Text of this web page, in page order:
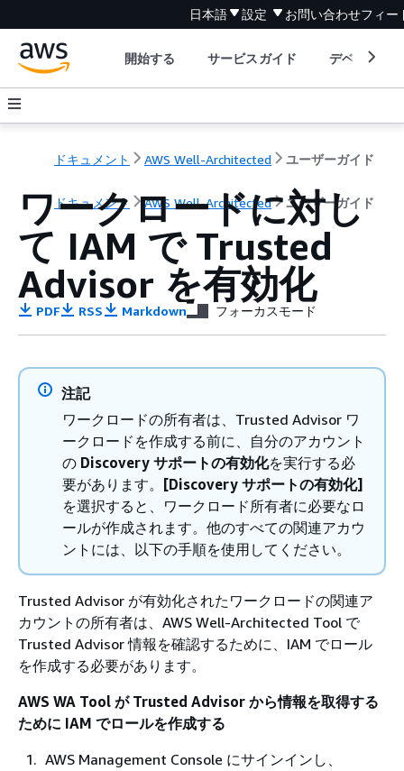
日本語 設定 お問い合わせフィー
開始する サービスガイド デベロッパ
ドキュメント AWS Well-Architected ユーザーガイド
ドキュメント AWS Well-Architected ユーザーガイド
ワークロードに対し
て IAM で Trusted
Advisor を有効化
PDF RSS Markdown フォーカスモード
注記
ワークロードの所有者は、Trusted Advisor ワ
ークロードを作成する前に、自分のアカウント
の Discovery サポートの有効化を実行する必
要があります。
[Discovery サポートの有効化]
を選択すると、ワークロード所有者に必要なロ
ールが作成されます。他のすべての関連アカウ
ントには、以下の手順を使用してください。
Trusted Advisor が有効化されたワークロードの関連ア
カウントの所有者は、AWS Well-Architected Tool で
Trusted Advisor 情報を確認するために、IAM でロール
を作成する必要があります。
AWS WA Tool が Trusted Advisor から情報を取得する
ために IAM でロールを作成する
AWS Management Console にサインインし、